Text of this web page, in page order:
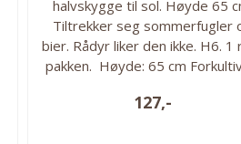
halvskygge til sol. Høyde 65
Tiltrekker seg sommerfugler
bier. Rådyr liker den ikke. H6. 1
pakken. Høyde: 65 cm
Blomstringstid: august-oktober
127,-